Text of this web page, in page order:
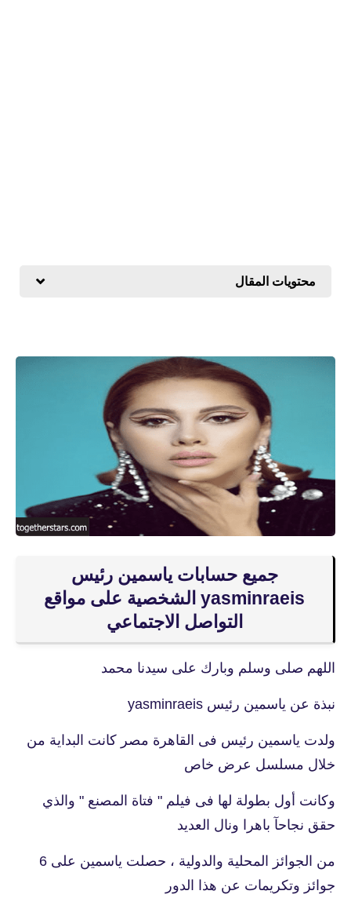
محتويات المقال
جميع حسابات ياسمين رئيس
yasminraeis الشخصية على مواقع
التواصل الاجتماعي
اللهم صلى وسلم وبارك على سيدنا محمد
نبذة عن ياسمين رئيس yasminraeis
ولدت ياسمين رئيس فى القاهرة مصر كانت البداية من
خلال مسلسل عرض خاص
وكانت أول بطولة لها فى فيلم " فتاة المصنع " والذي
حقق نجاحآ باهرا ونال العديد
من الجوائز المحلية والدولية ، حصلت ياسمين على 6
جوائز وتكريمات عن هذا الدور